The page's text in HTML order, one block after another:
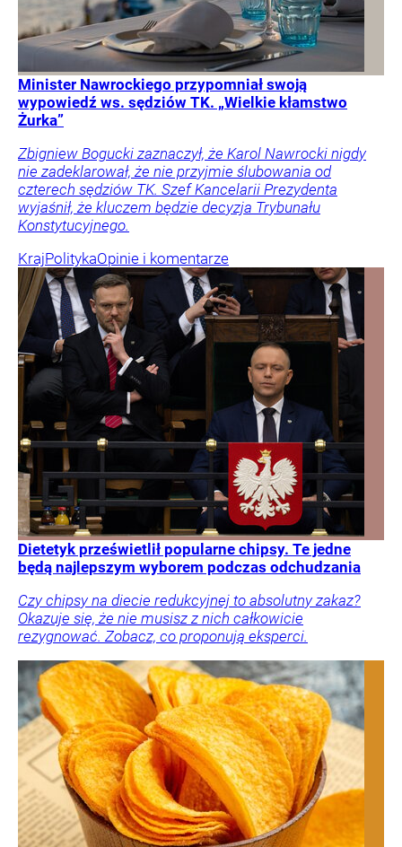
Minister Nawrockiego przypomniał swoją
wypowiedź ws. sędziów TK. „Wielkie kłamstwo
Żurka”
Zbigniew Bogucki zaznaczył, że Karol Nawrocki nigdy
nie zadeklarował, że nie przyjmie ślubowania od
czterech sędziów TK. Szef Kancelarii Prezydenta
wyjaśnił, że kluczem będzie decyzja Trybunału
Konstytucyjnego.
KrajPolitykaOpinie i komentarze
Dietetyk prześwietlił popularne chipsy. Te jedne
będą najlepszym wyborem podczas odchudzania
Czy chipsy na diecie redukcyjnej to absolutny zakaz?
Okazuje się, że nie musisz z nich całkowicie
rezygnować. Zobacz, co proponują eksperci.